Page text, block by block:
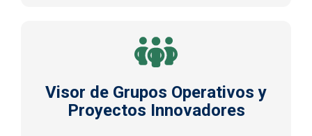
Visor de Grupos Operativos y
Proyectos Innovadores